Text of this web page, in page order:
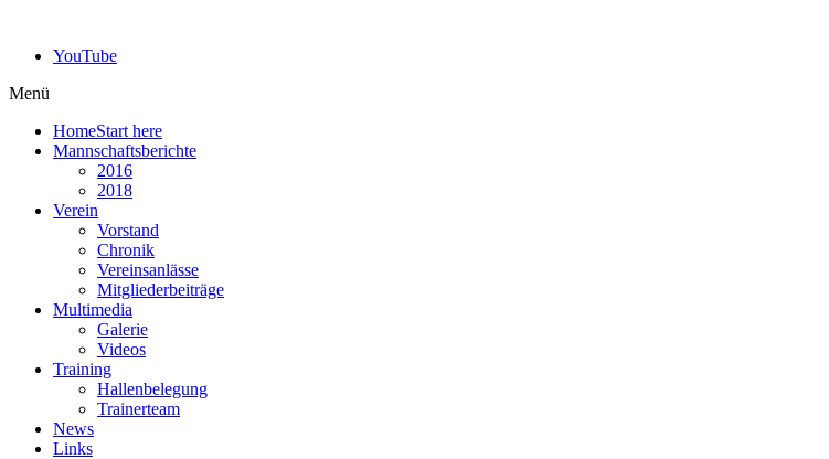
YouTube
Menü
HomeStart here
Mannschaftsberichte
2016
2018
Verein
Vorstand
Chronik
Vereinsanlässe
Mitgliederbeiträge
Multimedia
Galerie
Videos
Training
Hallenbelegung
Trainerteam
News
Links